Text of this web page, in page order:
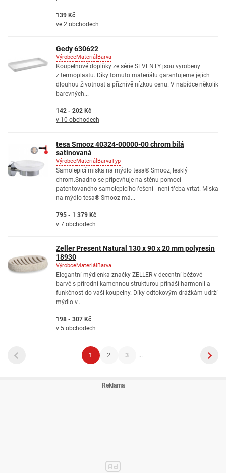
139 Kč
ve 2 obchodech
Gedy 630622
VýrobceMateriál Barva
Koupelnové doplňky ze série SEVENTY jsou vyrobeny
z termoplastu. Díky tomuto materiálu garantujeme jejich
dlouhou životnost a příznivě nízkou cenu. V nabídce několik
barevných...
142 - 202 Kč
v 10 obchodech
tesa Smooz 40324-00000-00 chrom bílá
satinovaná
VýrobceMateriál BarvaTyp
Samolepicí miska na mýdlo tesa® Smooz, lesklý
chrom.Snadno se připevňuje na stěnu pomocí
patentovaného samolepicího řešení - není třeba vrtat. Miska
na mýdlo tesa® Smooz má...
795 - 1 379 Kč
v 7 obchodech
Zeller Present Natural 130 x 90 x 20 mm polyresin
18930
VýrobceMateriál Barva
Elegantní mýdlenka značky ZELLER v decentní béžové
barvě s přírodní kamennou strukturou přináší harmonii a
funkčnost do vaší koupelny. Díky odtokovým drážkám udrží
mýdlo v...
198 - 307 Kč
v 5 obchodech
1 2 3 ...